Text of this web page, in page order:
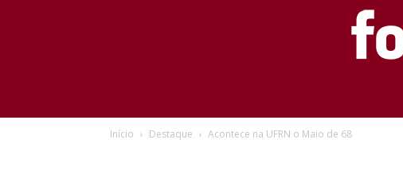
Início Destaque Acontece na UFRN o Maio de 68